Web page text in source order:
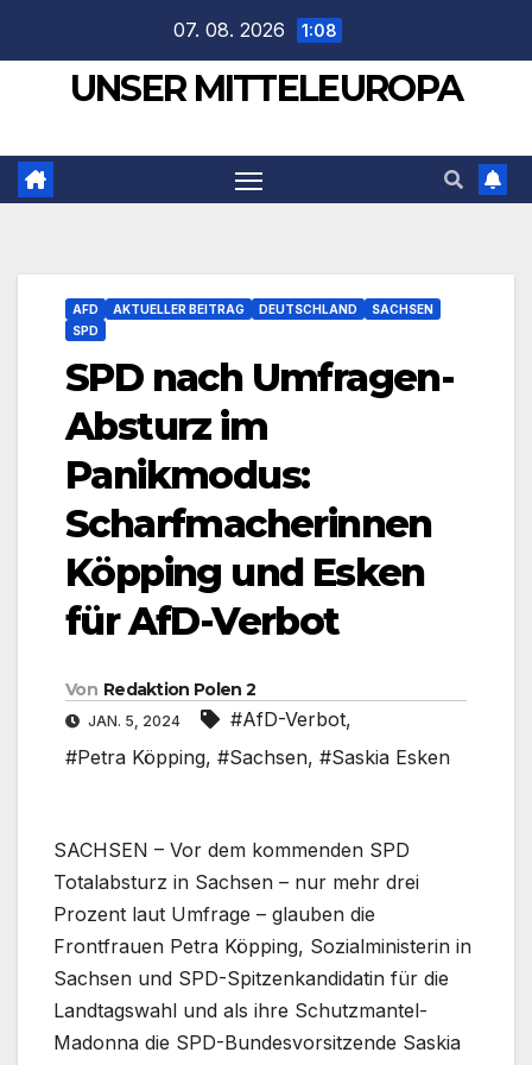
springen
07. 08. 2026 1:08
UNSER MITTELEUROPA
AFD AKTUELLER BEITRAG DEUTSCHLAND
SACHSEN
SPD
SPD nach Umfragen-
Absturz im
Panikmodus:
Scharfmacherinnen
Köpping und Esken
für AfD-Verbot
Von Redaktion Polen 2
JAN. 5, 2024 #AfD-Verbot,
#Petra Köpping, #Sachsen, #Saskia Esken
SACHSEN – Vor dem kommenden SPD
Totalabsturz in Sachsen – nur mehr drei
Prozent laut Umfrage – glauben die
Frontfrauen Petra Köpping, Sozialministerin in
Sachsen und SPD-Spitzenkandidatin für die
Landtagswahl und als ihre Schutzmantel-
Madonna die SPD-Bundesvorsitzende Saskia